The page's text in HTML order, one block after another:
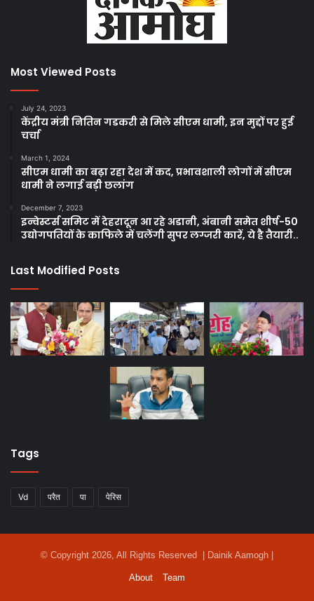
Most Viewed Posts
July 24, 2023
केंद्रीय मंत्री नितिन गडकरी से मिले सीएम धामी, इन मुद्दों पर हुई
चर्चा
March 1, 2024
सीएम धामी का बढ़ा रहा देश में कद, प्रभावशाली लोगों में सीएम
धामी ने लगाई बड़ी छलांग
December 7, 2023
इन्वेस्टर्स समिट में देहरादून आ रहे अडानी, अंबानी समेत शीर्ष-50
उद्योगपतियों के काफिले में चलेंगी सुपर लग्जरी कारें, ये है तैयारी..
Last Modified Posts
Tags
Vd परैत पा पेरिस
© Copyright 2026, All Rights Reserved | Dainik Aamogh |
About Team